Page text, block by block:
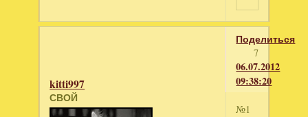
Поделиться
7
06.07.2012
09:38:20
kitti997
СВОЙ
№1